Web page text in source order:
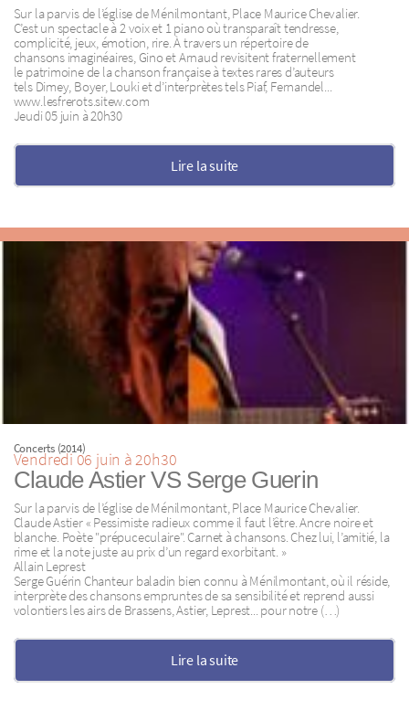
Sur la parvis de l’église de Ménilmontant, Place Maurice Chevalier.
C’est un spectacle à 2 voix et 1 piano où transparaît tendresse,
complicité, jeux, émotion, rire. À travers un répertoire de
chansons imaginéaires, Gino et Arnaud revisitent fraternellement
le patrimoine de la chanson française à textes rares d’auteurs
tels Dimey, Boyer, Louki et d’interprètes tels Piaf, Fernandel...
www.lesfrerots.sitew.com
Jeudi 05 juin à 20h30
Lire la suite
Concerts (2014)
Vendredi 06 juin à 20h30
Claude Astier VS Serge Guerin
Sur la parvis de l’église de Ménilmontant, Place Maurice Chevalier.
Claude Astier « Pessimiste radieux comme il faut l’être. Ancre noire et
blanche. Poète "prépuceculaire". Carnet à chansons. Chez lui, l’amitié, la
rime et la note juste au prix d’un regard exorbitant. »
Allain Leprest
Serge Guérin Chanteur baladin bien connu à Ménilmontant, où il réside,
interprète des chansons empruntes de sa sensibilité et reprend aussi
volontiers les airs de Brassens, Astier, Leprest... pour notre (…)
Lire la suite